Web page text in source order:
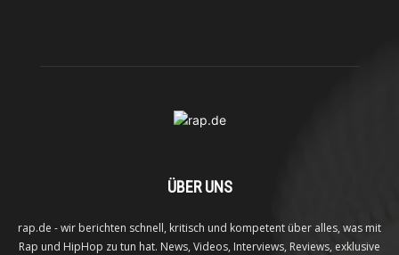
ÜBER UNS
rap.de - wir berichten schnell, kritisch und kompetent über alles, was mit
Rap und HipHop zu tun hat. News, Videos, Interviews, Reviews, exklusive